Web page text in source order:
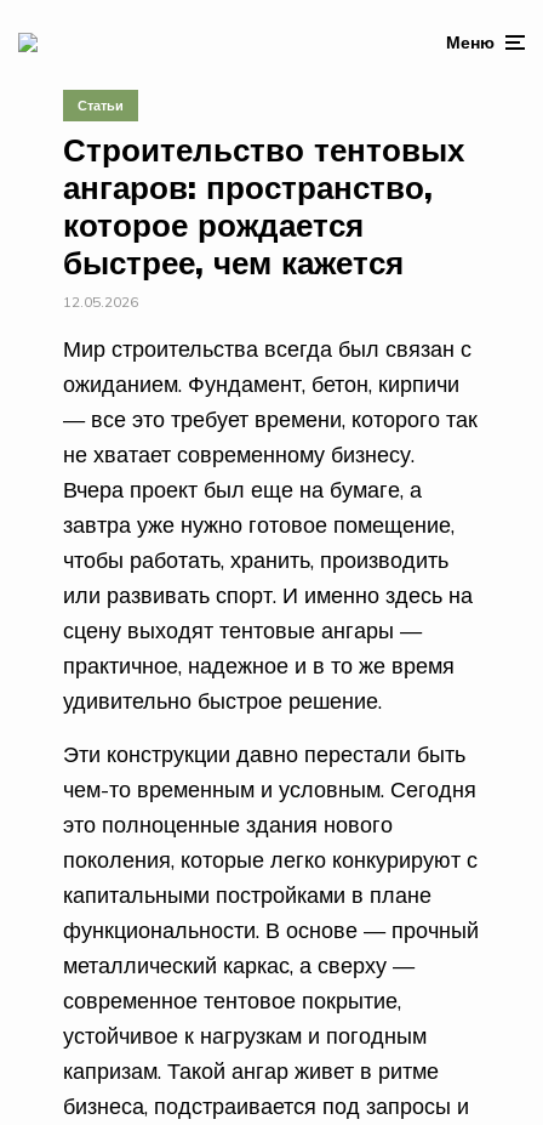
Меню
Статьи
Строительство тентовых
ангаров: пространство,
которое рождается
быстрее, чем кажется
12.05.2026
Мир строительства всегда был связан с
ожиданием. Фундамент, бетон, кирпичи
— все это требует времени, которого так
не хватает современному бизнесу.
Вчера проект был еще на бумаге, а
завтра уже нужно готовое помещение,
чтобы работать, хранить, производить
или развивать спорт. И именно здесь на
сцену выходят тентовые ангары —
практичное, надежное и в то же время
удивительно быстрое решение.
Эти конструкции давно перестали быть
чем-то временным и условным. Сегодня
это полноценные здания нового
поколения, которые легко конкурируют с
капитальными постройками в плане
функциональности. В основе — прочный
металлический каркас, а сверху —
современное тентовое покрытие,
устойчивое к нагрузкам и погодным
капризам. Такой ангар живет в ритме
бизнеса, подстраивается под запросы и